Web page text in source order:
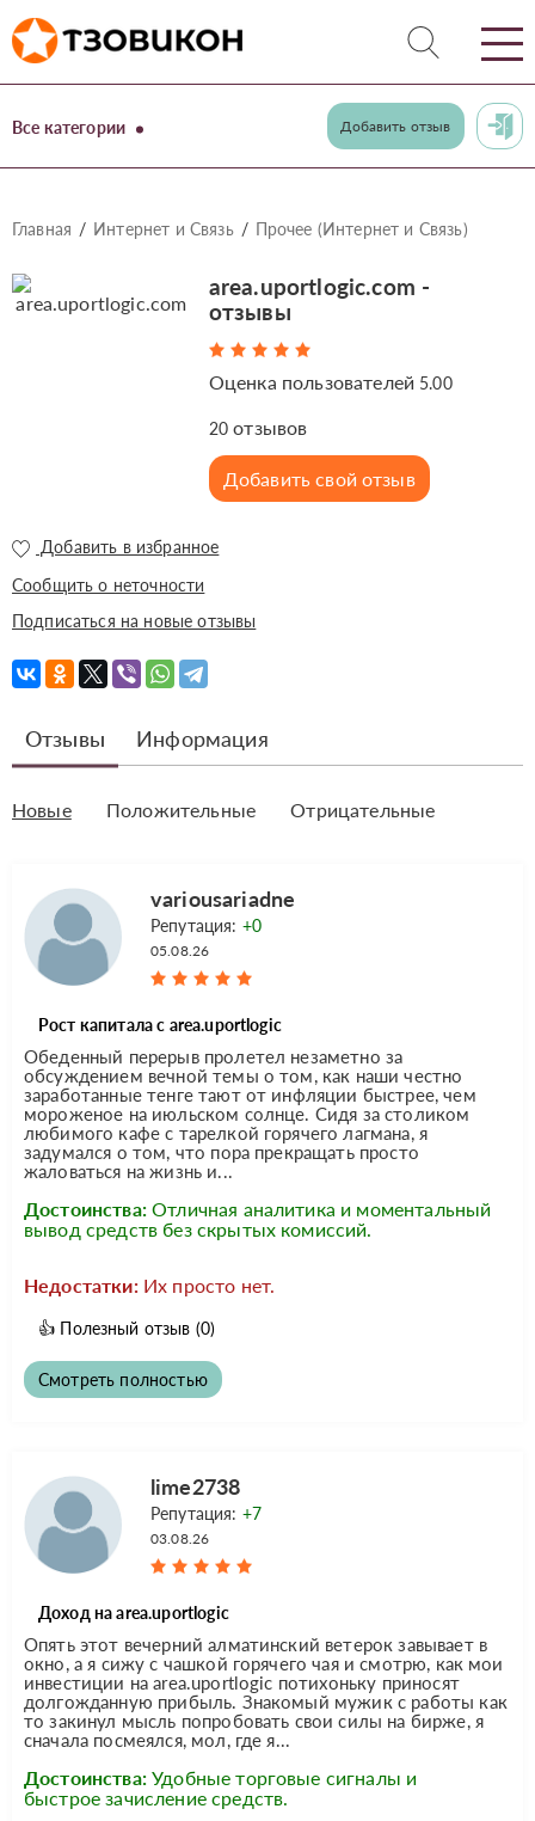
Все категории Добавить отзыв
Главная Интернет и Связь Прочее (Интернет и Связь)
area.uportlogic.com -
отзывы
Оценка пользователей 5.00
20 отзывов
Добавить свой отзыв
Добавить в избранное
Сообщить о неточности
Подписаться на новые отзывы
Отзывы Информация
Новые Положительные Отрицательные
variousariadne
Репутация: +0
05.08.26
Рост капитала с area.uportlogic
Обеденный перерыв пролетел незаметно за
обсуждением вечной темы о том, как наши честно
заработанные тенге тают от инфляции быстрее, чем
мороженое на июльском солнце. Сидя за столиком
любимого кафе с тарелкой горячего лагмана, я
задумался о том, что пора прекращать просто
жаловаться на жизнь и...
Достоинства: Отличная аналитика и моментальный
вывод средств без скрытых комиссий.
Недостатки: Их просто нет.
👍 Полезный отзыв (0)
Смотреть полностью
lime2738
Репутация: +7
03.08.26
Доход на area.uportlogic
Опять этот вечерний алматинский ветерок завывает в
окно, а я сижу с чашкой горячего чая и смотрю, как мои
инвестиции на area.uportlogic потихоньку приносят
долгожданную прибыль. Знакомый мужик с работы как
то закинул мысль попробовать свои силы на бирже, я
сначала посмеялся, мол, где я...
Достоинства: Удобные торговые сигналы и
быстрое зачисление средств.